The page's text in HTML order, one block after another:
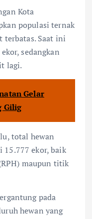
Kota
populasi ternak
terbatas. Saat ini
sedangkan
lagi.
Gelar
Gilig
total hewan
15.777 ekor, baik
maupun titik
pada
hewan yang